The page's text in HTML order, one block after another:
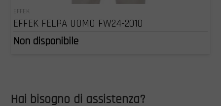
EFFEK
EFFEK FELPA UOMO FW24-2010
Non disponibile
Hai bisogno di assistenza?